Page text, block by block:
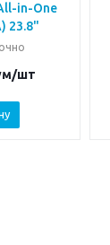
23.8"
/шт